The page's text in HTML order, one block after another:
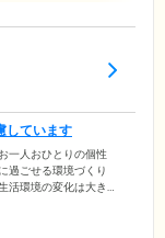
しています
一人おひとりの個性
過ごせる環境づくり
活環境の変化は大き
う努力していま